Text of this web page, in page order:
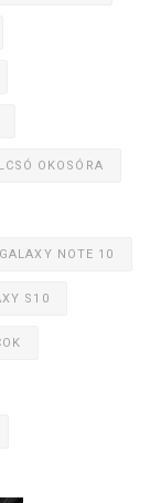
OKOSÓRA
NOTE 10
S10